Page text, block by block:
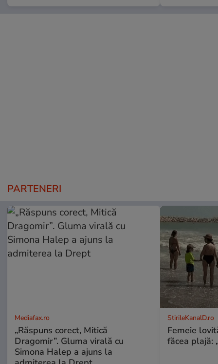
PARTENERI
Mediafax.ro
„Răspuns corect, Mitică
Dragomir”. Gluma virală cu
Simona Halep a ajuns la
StirileKanalD.ro
Femeie
făcea plajă: